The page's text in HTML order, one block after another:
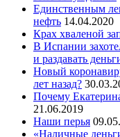
Единственным
нефть 14.04.2020
Крах хваленой
В Испании
и раздавать
Новый
лет назад?
Почему
21.06.2019
Наши перья
«Наличные